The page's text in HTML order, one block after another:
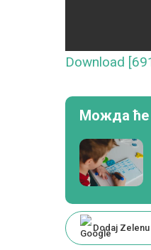
Download
Можда ће
Dodaj